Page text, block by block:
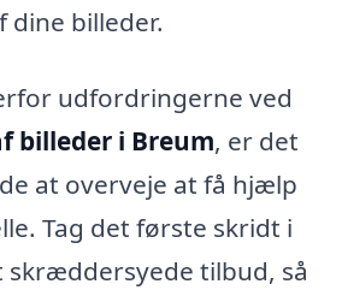
dine billeder.
udfordringerne ved
billeder i Breum, er det
at overveje at få hjælp
Tag det første skridt i
skræddersyede tilbud, så